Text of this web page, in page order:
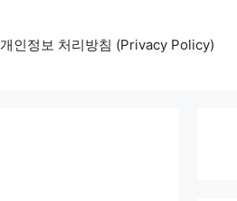
개인정보 처리방침 (Privacy Policy)